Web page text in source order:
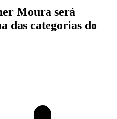
Moura será
das categorias do